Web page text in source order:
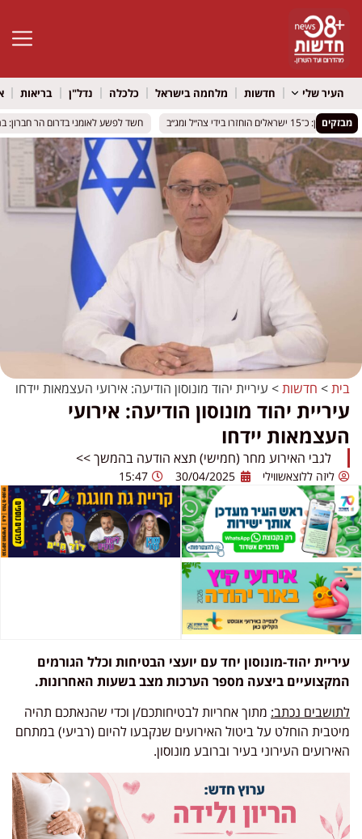
פתח
העיר שלי חדשות מלחמה בישראל כלכלה נדל"ן בריאות
מבזקים
הוחזרו בידי צה״ל ומג״ב
הוחזרו בידי צה״ל ומג״ב חשד לפשע לאומני בדרום הר חברון:
חשד לפשע לאומני בדרום הר חברון:
בית> חדשות> עיריית יהוד מונוסון הודיעה: אירועי העצמאות יידחו
עיריית יהוד מונוסון הודיעה: אירועי
העצמאות יידחו
לגבי האירוע מחר (חמישי) תצא הודעה בהמשך >>
ליזה ללוצאשווילי 30/04/2025
15:47
עיריית יהוד-מונוסון יחד עם יועצי הבטיחות וכלל הגורמים
המקצועיים ביצעה מספר הערכות מצב בשעות האחרונות.
לתושבים נכתב: מתוך אחריות לבטיחותכם/ן וכדי שהנאתכם תהיה
מיטבית הוחלט על ביטול האירועים שנקבעו להיום (רביעי) במתחם
האירועים העירוני בעיר וברובע מונוסון.